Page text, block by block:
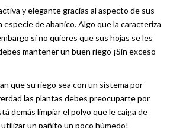
y elegante gracias al aspecto de sus
especie de abanico. Algo que la caracteriza
si no quieres que sus hojas se les
mantener un buen riego ¡Sin exceso
que su riego sea con un sistema por
las plantas debes preocuparte por
demás limpiar el polvo que le caiga de
un pañito un poco húmedo!